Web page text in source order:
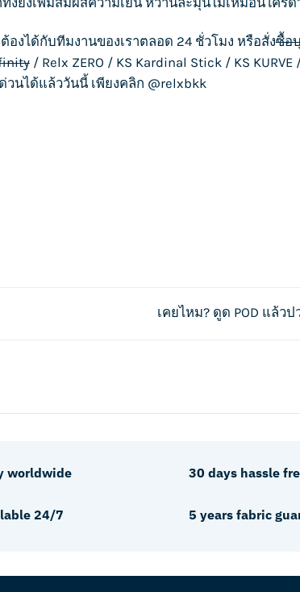
องได้กับทีมงานของเราตลอด 24 ชั่วโมง หรือสั่งซื้อ
/ Relx ZERO / KS Kardinal Stick/ KS KURVE
นได้แล้ววันนี้ เพียงคลิก @relxbkk
เคยไหม? ดูด POD แล้ว
worldwide
24/7
30 days hassle
5 years fabric